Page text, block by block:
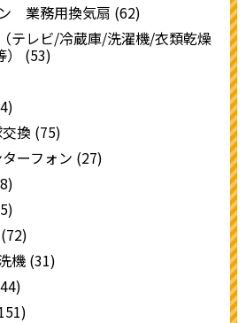
業務用換気扇 (62)
テレビ/冷蔵庫/洗濯機/衣類乾燥
） (53)
換 (75)
ーフォン (27)
機 (31)